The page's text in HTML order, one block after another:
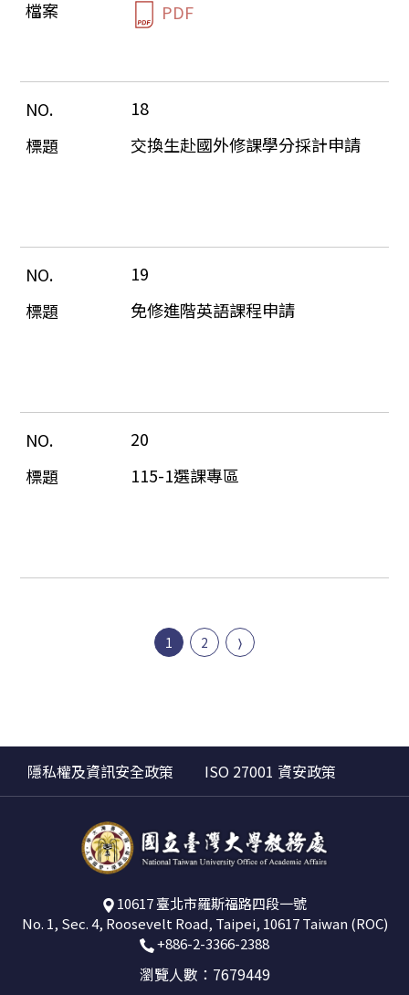
PDF
18
交換生赴國外修課學分採計申請
19
免修進階英語課程申請
20
115-1選課專區
1 2
隱私權及資訊安全政策 ISO 27001 資安政策
10617 臺北市羅斯福路四段一號
No. 1, Sec. 4, Roosevelt Road, Taipei, 10617 Taiwan (ROC)
+886-2-3366-2388
瀏覽人數：7679449